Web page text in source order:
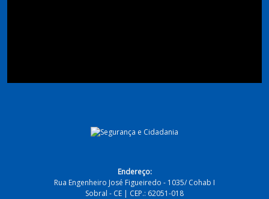
Endereço:
Rua Engenheiro José Figueiredo - 1035/ Cohab I
Sobral - CE | CEP.: 62051-018